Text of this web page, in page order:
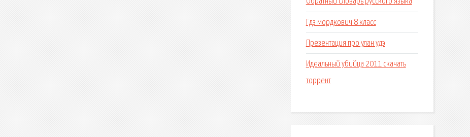
Гдз мордкович 8 класс
Презентация про улан удэ
Идеальный убийца 2011 скачать
торрент